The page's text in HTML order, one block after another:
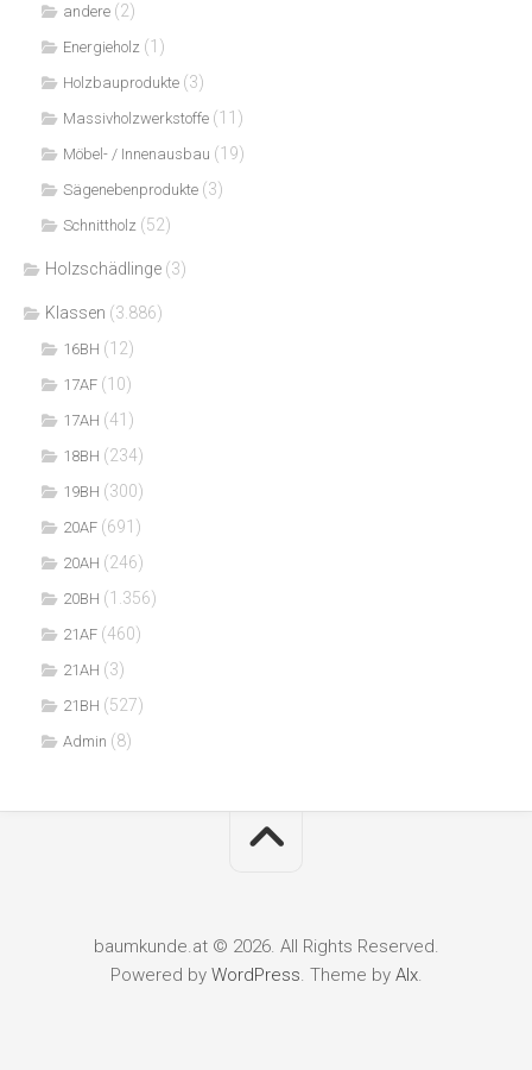
andere (2)
Energieholz (1)
Holzbauprodukte (3)
Massivholzwerkstoffe (11)
Möbel- / Innenausbau (19)
Sägenebenprodukte (3)
Schnittholz (52)
Holzschädlinge (3)
Klassen (3.886)
16BH (12)
17AF (10)
17AH (41)
18BH (234)
19BH (300)
20AF (691)
20AH (246)
20BH (1.356)
21AF (460)
21AH (3)
21BH (527)
Admin (8)
baumkunde.at © 2026. All Rights Reserved.
Powered by WordPress. Theme by Alx.